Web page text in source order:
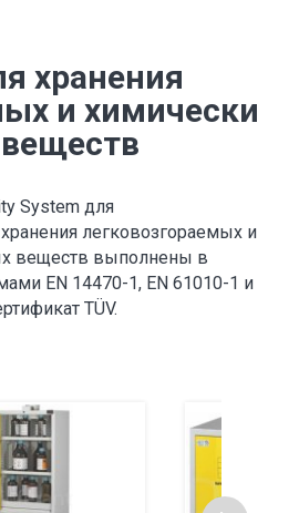
хранения
и химически
System для
легковозгораемых и
веществ выполнены в
EN 14470-1, EN 61010-1 и
TÜV.